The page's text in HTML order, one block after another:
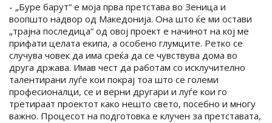
- „Буре барут“ е моја прва претстава во Зеница и
воопшто надвор од Македонија. Она што ќе ми остави
„трајна последица“ од овој проект е начинот на кој ме
прифати целата екипа, а особено глумците. Ретко се
случува човек да има среќа да се чувствува дома во
друга држава. Имав чест да работам со исклучително
талентирани луѓе кои покрај тоа што се големи
професионалци, се и верни другари и луѓе кои го
третираат проектот како нешто свето, посебно и многу
важно. Процесот на подготовка е клучен за претставата,